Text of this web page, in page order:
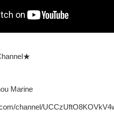
Marine
channel/